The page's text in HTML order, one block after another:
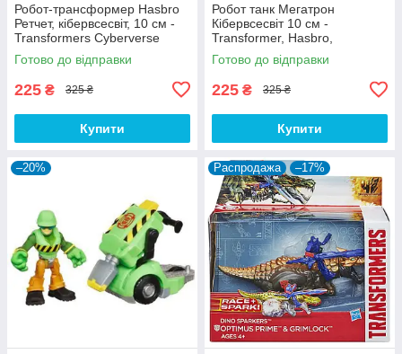
Робот-трансформер Hasbro
Ретчет, кібервсесвіт, 10 см -
Transformers Cyberverse
Grapple Grab
Готово до відправки
225 ₴ 325 ₴
Купити
Робот танк Мегатрон
Кібервсесвіт 10 см -
Transformer, Hasbro,
Megatron, Fusion Mace,
Cyberverse
Готово до відправки
225 ₴ 325 ₴
Купити
–20% Распродажа –17%